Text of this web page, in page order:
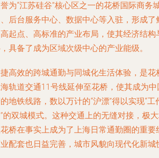
为“江苏硅谷”核心区之一的花桥国际商务
后台服务中心、数据中心等入驻，形成
起点、高标准的产业布局，使其经济结构
具备了成为区域次级中心的产业能级。
高效的跨城通勤与同城化生活体验，是
轨道交通11号线延伸至花桥，使其成为
地铁线路，数以万计的“沪漂”得以实现“
的双城模式。这种交通上的无缝对接，极
桥在事实上成为了上海日常通勤圈的重
配套也日益完善，城市风貌向现代化新城